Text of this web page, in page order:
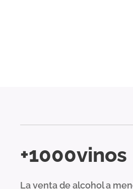
+1000vinos
La venta de alcohol a